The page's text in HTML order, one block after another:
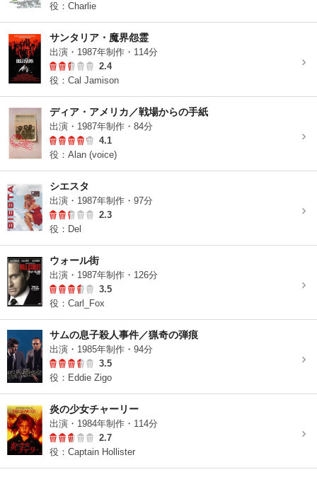
役：Charlie
サンタリア・魔界怨霊
出演・1987年制作・114分
2.4
役：Cal Jamison
ディア・アメリカ／戦場からの手紙
出演・1987年制作・84分
4.1
役：Alan (voice)
シエスタ
出演・1987年制作・97分
2.3
役：Del
ウォール街
出演・1987年制作・126分
3.5
役：Carl_Fox
サムの息子殺人事件／猟奇の弾痕
出演・1985年制作・94分
3.5
役：Eddie Zigo
炎の少女チャーリー
出演・1984年制作・114分
2.7
役：Captain Hollister